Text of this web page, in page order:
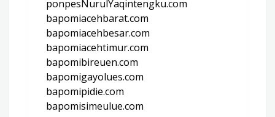
ponpesNurulYaqintengku.com
bapomiacehbarat.com
bapomiacehbesar.com
bapomiacehtimur.com
bapomibireuen.com
bapomigayolues.com
bapomipidie.com
bapomisimeulue.com